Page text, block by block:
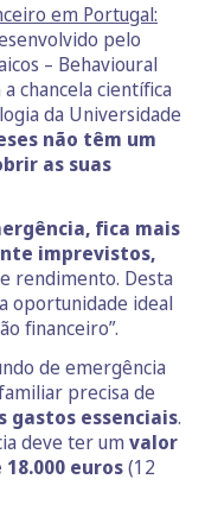
em Portugal:
pelo
– Behavioural
chancela científica
da Universidade
não têm um
as suas
fica mais
imprevistos,
rendimento. Desta
oportunidade ideal
financeiro”.
de emergência
precisa de
gastos essenciais.
deve ter um valor
18.000 euros(12